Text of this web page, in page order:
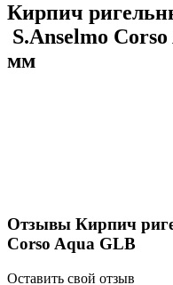
Кирпич
S.Anselmo
мм
Отзывы Кирпич
Corso Aqua GLB
Оставить свой отзыв